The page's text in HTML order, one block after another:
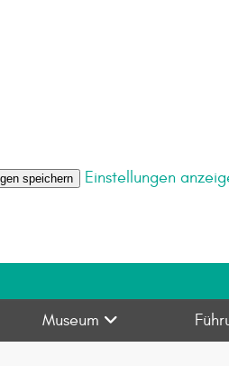
speichern
Einstellungen
Museum